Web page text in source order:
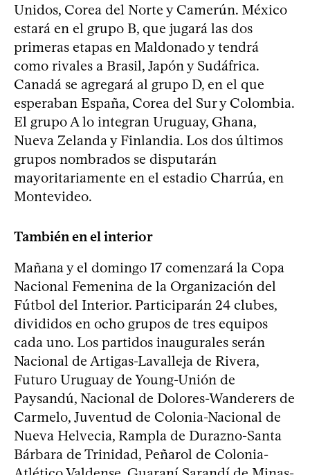
Unidos, Corea del Norte y Camerún. México
estará en el grupo B, que jugará las dos
primeras etapas en Maldonado y tendrá
como rivales a Brasil, Japón y Sudáfrica.
Canadá se agregará al grupo D, en el que
esperaban España, Corea del Sur y Colombia.
El grupo A lo integran Uruguay, Ghana,
Nueva Zelanda y Finlandia. Los dos últimos
grupos nombrados se disputarán
mayoritariamente en el estadio Charrúa, en
Montevideo.
También en el interior
Mañana y el domingo 17 comenzará la Copa
Nacional Femenina de la Organización del
Fútbol del Interior. Participarán 24 clubes,
divididos en ocho grupos de tres equipos
cada uno. Los partidos inaugurales serán
Nacional de Artigas-Lavalleja de Rivera,
Futuro Uruguay de Young-Unión de
Paysandú, Nacional de Dolores-Wanderers de
Carmelo, Juventud de Colonia-Nacional de
Nueva Helvecia, Rampla de Durazno-Santa
Bárbara de Trinidad, Peñarol de Colonia-